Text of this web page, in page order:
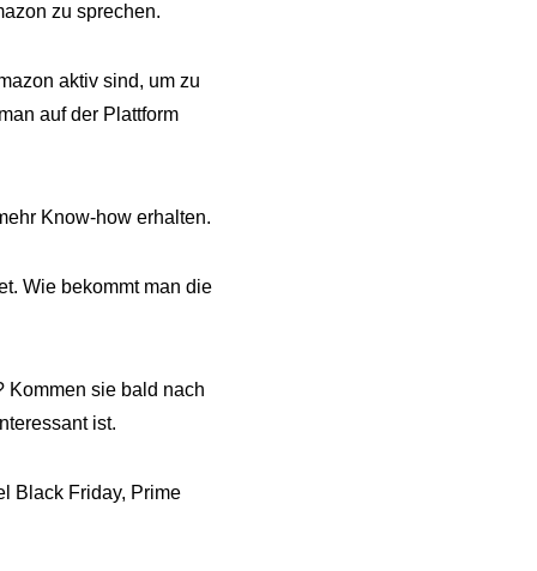
zu sprechen.
aktiv sind, um zu
auf der Plattform
Know-how erhalten.
Wie bekommt man die
Kommen sie bald nach
ist.
Black Friday, Prime